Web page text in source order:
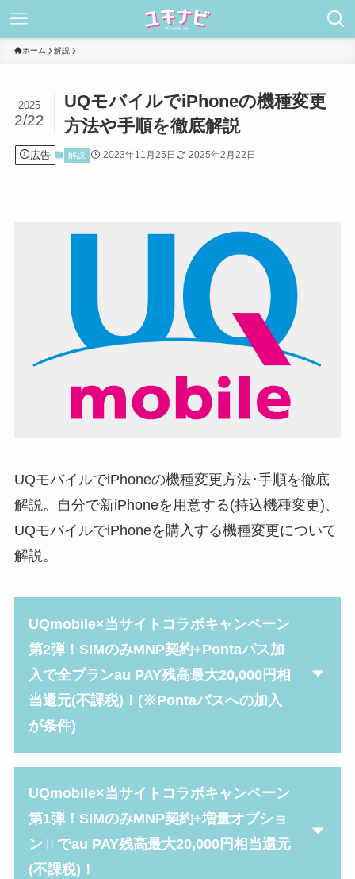
ホーム 解説
UQモバイルでiPhoneの機種変更
方法や手順を徹底解説
2025
2/22
広告 解説 2023年11月25日 2025年2月22日
UQモバイルでiPhoneの機種変更方法･手順を徹底
解説。自分で新iPhoneを用意する(持込機種変更)、
UQモバイルでiPhoneを購入する機種変更について
解説。
UQmobile×当サイトコラボキャンペーン
第2弾！SIMのみMNP契約+Pontaパス加
入で全プランau PAY残高最大20,000円相
当還元(不課税)！(※Pontaパスへの加入
が条件)
UQmobile×当サイトコラボキャンペーン
第1弾！SIMのみMNP契約+増量オプショ
ン
でau PAY残高最大20,000円相当還元
(不課税)！